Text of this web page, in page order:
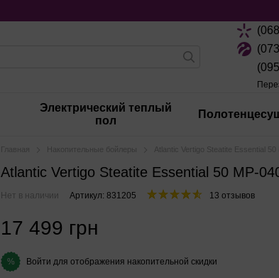
Электрический теплый
пол
Главная Накопительные бойлеры Atlantic Vertigo Steatite Essential 50
Atlantic Vertigo Steatite Essential 50 MP-
Нет в наличии Артикул: 831205 13 отзывов
17 499 грн
% Войти для отображения накопительной скидки